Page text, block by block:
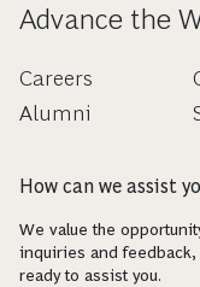
Advance the
Careers
Alumni
How can we assist
We value the
inquiries and
ready to assist you.